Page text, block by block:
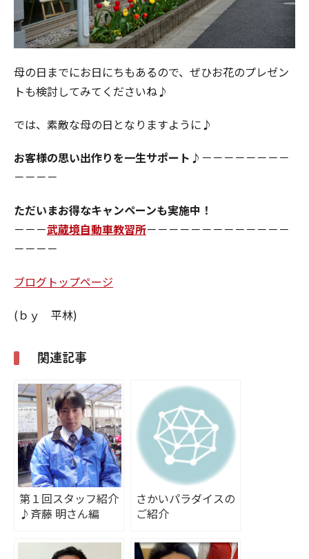
母の日までにお日にちもあるので、ぜひお花のプレゼン
トも検討してみてくださいね♪
では、素敵な母の日となりますように♪
お客様の思い出作りを一生サポート♪ －－－－－－－－
－－－－
ただいまお得なキャンペーンも実施中！
－－－武蔵境自動車教習所－－－－－－－－－－－－－
－－－－
ブログトップページ
(ｂｙ 平林)
関連記事
第１回スタッフ紹介
♪斉藤 明さん編
さかいパラダイスの
ご紹介